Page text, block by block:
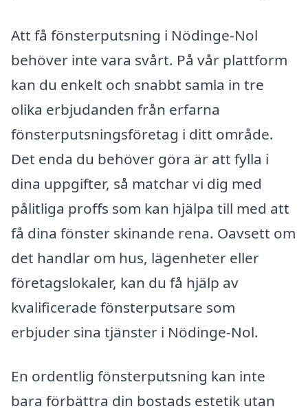
Att få fönsterputsning i Nödinge-Nol
behöver inte vara svårt. På vår plattform
kan du enkelt och snabbt samla in tre
olika erbjudanden från erfarna
fönsterputsningsföretag i ditt område.
Det enda du behöver göra är att fylla i
dina uppgifter, så matchar vi dig med
pålitliga proffs som kan hjälpa till med att
få dina fönster skinande rena. Oavsett om
det handlar om hus, lägenheter eller
företagslokaler, kan du få hjälp av
kvalificerade fönsterputsare som
erbjuder sina tjänster i Nödinge-Nol.
En ordentlig fönsterputsning kan inte
bara förbättra din bostads estetik utan